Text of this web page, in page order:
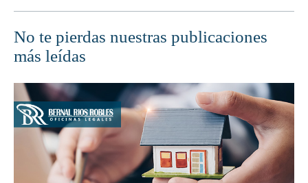
No te pierdas nuestras publicaciones
más leídas